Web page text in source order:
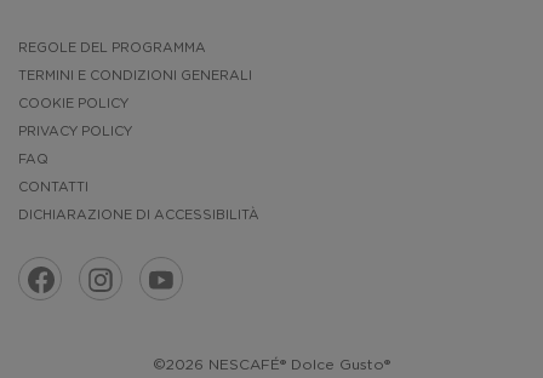
REGOLE DEL PROGRAMMA
TERMINI E CONDIZIONI GENERALI
COOKIE POLICY
PRIVACY POLICY
FAQ
CONTATTI
DICHIARAZIONE DI ACCESSIBILITÀ
©2026 NESCAFÉ® Dolce Gusto®